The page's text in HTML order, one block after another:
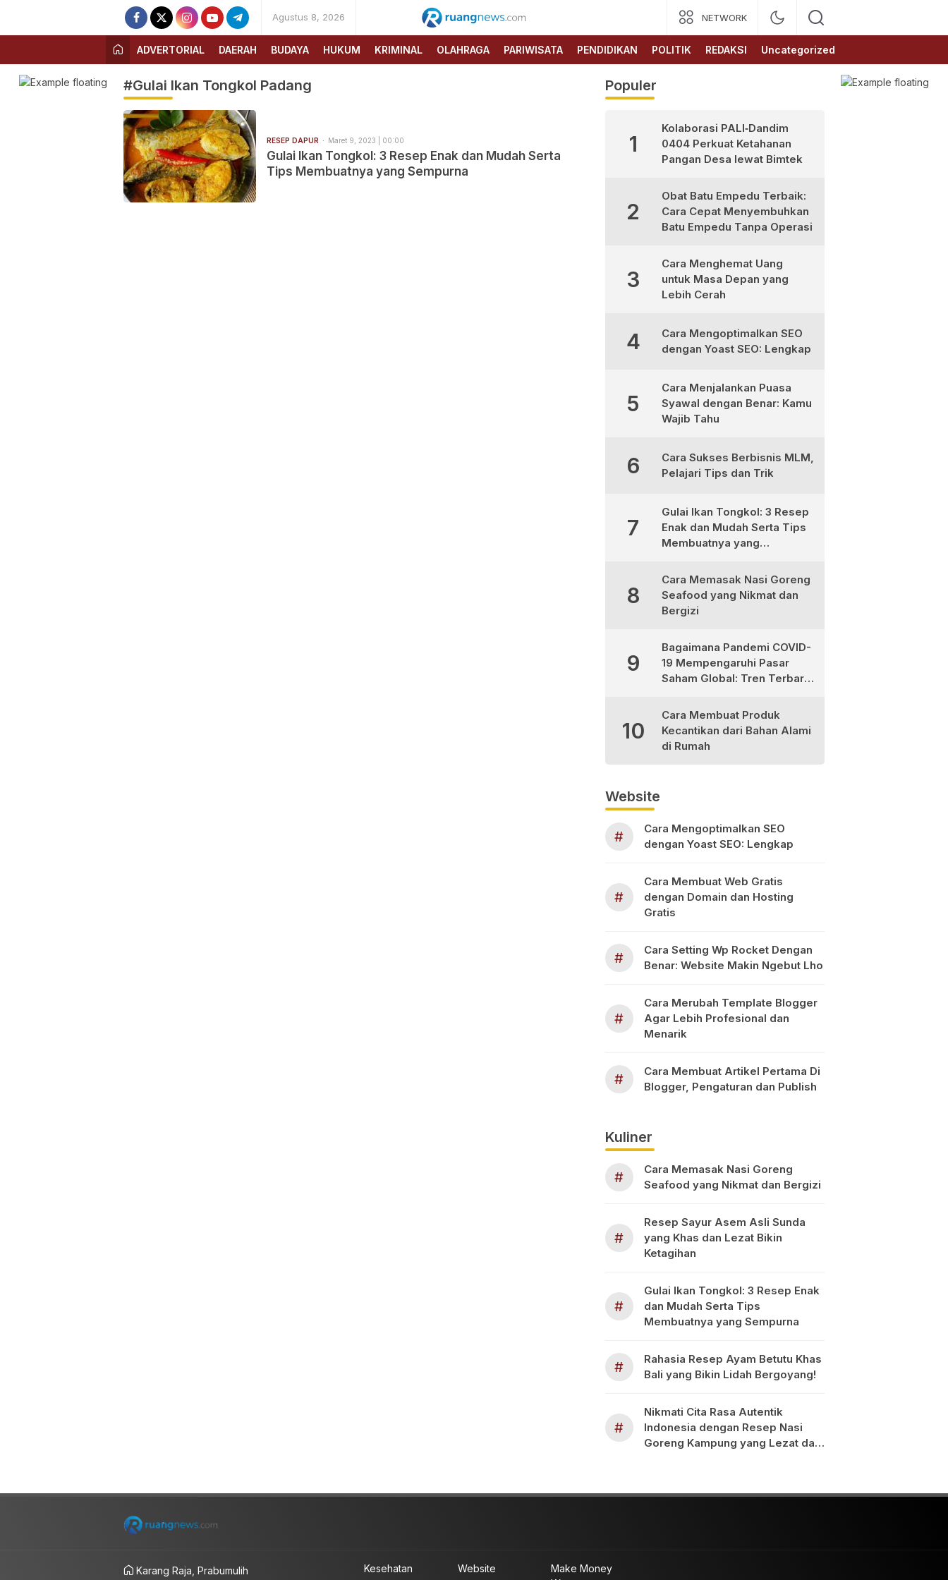
Agustus 8, 2026
RUANG
NEWS
NETWORK
ADVERTORIAL DAERAH BUDAYA HUKUM KRIMINAL OLAHRAGA PARIWISATA PENDIDIKAN POLITIK REDAKSI Uncategorized
#Gulai Ikan Tongkol Padang
RESEP DAPUR Maret 9, 2023 | 00:00
Gulai Ikan Tongkol: 3 Resep Enak dan Mudah Serta
Tips Membuatnya yang Sempurna
Populer
1
Kolaborasi PALI‑Dandim
0404 Perkuat Ketahanan
Pangan Desa lewat Bimtek
2
Obat Batu Empedu Terbaik:
Cara Cepat Menyembuhkan
Batu Empedu Tanpa Operasi
3
Cara Menghemat Uang
untuk Masa Depan yang
Lebih Cerah
4
Cara Mengoptimalkan SEO
dengan Yoast SEO: Lengkap
5
Cara Menjalankan Puasa
Syawal dengan Benar: Kamu
Wajib Tahu
6
Cara Sukses Berbisnis MLM,
Pelajari Tips dan Trik
7
Gulai Ikan Tongkol: 3 Resep
Enak dan Mudah Serta Tips
Membuatnya yang
8
Cara Memasak Nasi Goreng
Seafood yang Nikmat dan
Bergizi
9
Bagaimana Pandemi COVID-
19 Mempengaruhi Pasar
Saham Global: Tren Terbaru
10
Cara Membuat Produk
Kecantikan dari Bahan Alami
di Rumah
Website
#
Cara Mengoptimalkan SEO
dengan Yoast SEO: Lengkap
#
Cara Membuat Web Gratis
dengan Domain dan Hosting
Gratis
#
Cara Setting Wp Rocket Dengan
Benar: Website Makin Ngebut Lho
#
Cara Merubah Template Blogger
Agar Lebih Profesional dan
Menarik
#
Cara Membuat Artikel Pertama Di
Blogger, Pengaturan dan Publish
Kuliner
#
Cara Memasak Nasi Goreng
Seafood yang Nikmat dan Bergizi
#
Resep Sayur Asem Asli Sunda
yang Khas dan Lezat Bikin
Ketagihan
#
Gulai Ikan Tongkol: 3 Resep Enak
dan Mudah Serta Tips
Membuatnya yang Sempurna
#
Rahasia Resep Ayam Betutu Khas
Bali yang Bikin Lidah Bergoyang!
#
Nikmati Cita Rasa Autentik
Indonesia dengan Resep Nasi
Goreng Kampung yang Lezat dan
Karang Raja, Prabumulih Kesehatan Website
Make Money